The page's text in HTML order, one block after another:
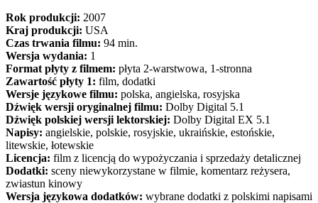
Rok produkcji: 2007
Kraj produkcji: USA
Czas trwania filmu: 94 min.
Wersja wydania: 1
Format płyty z filmem: płyta 2-warstwowa, 1-stronna
Zawartość płyty 1: film, dodatki
Wersje językowe filmu: polska, angielska, rosyjska
Dźwięk wersji oryginalnej filmu: Dolby Digital 5.1
Dźwięk polskiej wersji lektorskiej: Dolby Digital EX 5.1
Napisy: angielskie, polskie, rosyjskie, ukraińskie, estońskie,
litewskie, łotewskie
Licencja: film z licencją do wypożyczania i sprzedaży detalicznej
Dodatki: sceny niewykorzystane w filmie, komentarz reżysera,
zwiastun kinowy
Wersja językowa dodatków: wybrane dodatki z polskimi napisami